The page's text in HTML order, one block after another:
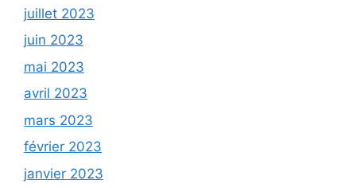
juillet 2023
juin 2023
mai 2023
avril 2023
mars 2023
février 2023
janvier 2023